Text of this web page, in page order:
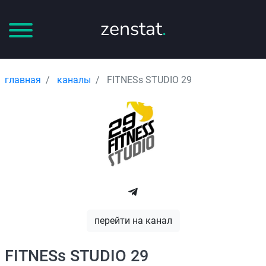
zenstat.
главная каналы FITNESs STUDIO 29
перейти на канал
FITNESs STUDIO 29